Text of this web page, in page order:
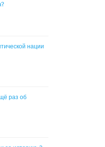
нации
раз об